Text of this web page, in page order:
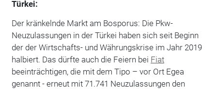
Türkei:
Der kränkelnde Markt am Bosporus: Die Pkw-
Neuzulassungen in der Türkei haben sich seit Beginn
der der Wirtschafts- und Währungskrise im Jahr 2019
halbiert. Das dürfte auch die Feiern bei Fiat
beeinträchtigen, die mit dem Tipo – vor Ort Egea
genannt - erneut mit 71.741 Neuzulassungen den